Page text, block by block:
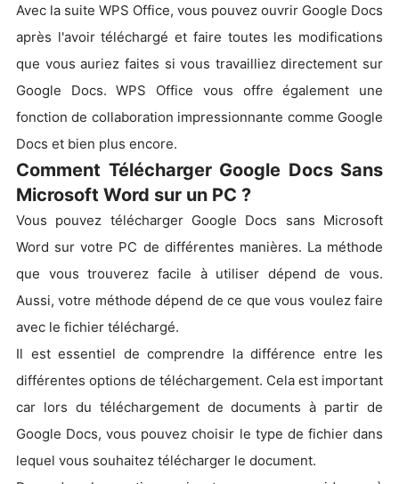
Avec la suite WPS Office, vous pouvez ouvrir Google Docs
après l'avoir téléchargé et faire toutes les modifications
que vous auriez faites si vous travailliez directement sur
Google Docs. WPS Office vous offre également une
fonction de collaboration impressionnante comme Google
Docs et bien plus encore.
Comment Télécharger Google Docs Sans
Microsoft Word sur un PC ?
Vous pouvez télécharger Google Docs sans Microsoft
Word sur votre PC de différentes manières. La méthode
que vous trouverez facile à utiliser dépend de vous.
Aussi, votre méthode dépend de ce que vous voulez faire
avec le fichier téléchargé.
Il est essentiel de comprendre la différence entre les
différentes options de téléchargement. Cela est important
car lors du téléchargement de documents à partir de
Google Docs, vous pouvez choisir le type de fichier dans
lequel vous souhaitez télécharger le document.